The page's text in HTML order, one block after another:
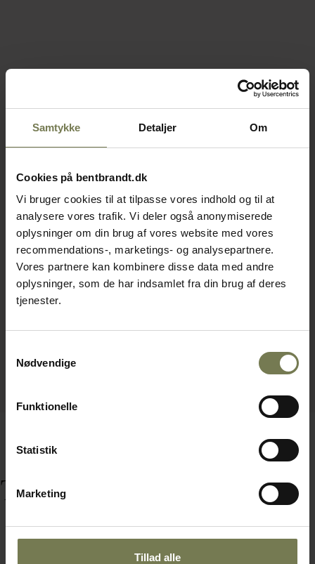
Samtykke Detaljer Om
Cookies på bentbrandt.dk
Vi bruger cookies til at tilpasse vores indhold og til at
analysere vores trafik. Vi deler også anonymiserede
oplysninger om din brug af vores website med vores
recommendations-, marketings- og analysepartnere.
Vores partnere kan kombinere disse data med andre
oplysninger, som de har indsamlet fra din brug af deres
tjenester.
Nødvendige
Funktionelle
Statistik
Marketing
Tillad alle
Tilbehør